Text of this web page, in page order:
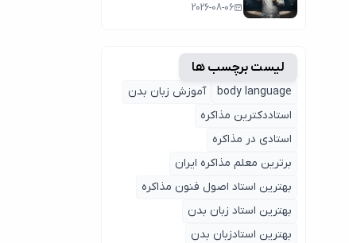
2026-08-06
لیست برچسب ها
body language
آموزش زبان بدن
استاددکترین مذاکره
استادی در مذاکره
برترین معلم مذاکره ایران
بهترین استاد اصول ‌فنون مذاکره
بهترین استاد زبان بدن
بهترین استادزبان بدن